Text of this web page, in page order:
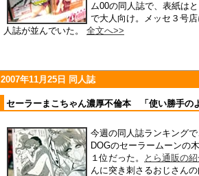
ム00の同人誌で、表紙は
で大人向け。メッセ３号
人誌が並んでいた。 全文へ>>
2007年11月25日 同人誌
セーラーまこちゃん濃厚不倫本 「使い勝手の
今週の同人誌ランキング
DOGのセーラームーンの
１位だった。
とら通販の
んに突き刺さるおじさん